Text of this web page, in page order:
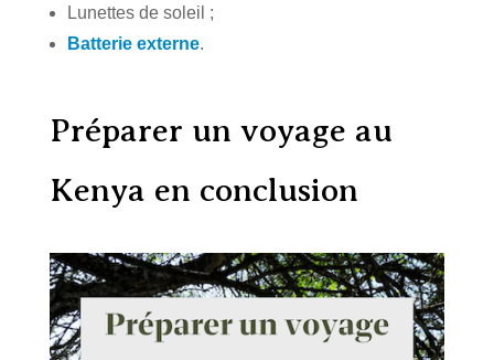
Lunettes de soleil ;
Batterie externe.
Préparer un voyage au
Kenya en conclusion